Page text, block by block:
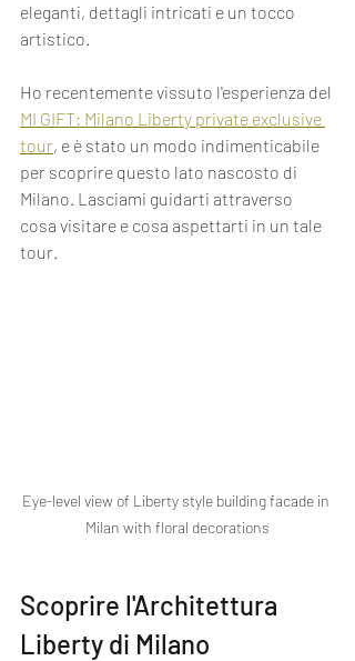
eleganti, dettagli intricati e un tocco
artistico.
Ho recentemente vissuto l'esperienza del
MI GIFT: Milano Liberty private exclusive
tour, e è stato un modo indimenticabile
per scoprire questo lato nascosto di
Milano. Lasciami guidarti attraverso
cosa visitare e cosa aspettarti in un tale
tour.
Eye-level view of Liberty style building facade in
Milan with floral decorations
Scoprire l'Architettura
Liberty di Milano